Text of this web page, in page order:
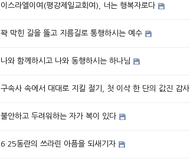
이스라엘이여(평강제일교회여), 너는 행복자로다
꽉 막힌 길을 뚫고 지름길로 통행하시는 예수
나와 함께하시고 나와 동행하시는 하나님
구속사 속에서 대대로 지킬 절기, 첫 이삭 한 단의 값진 감사
불안하고 두려워하는 자가 복이 있다
6·25동란의 쓰라린 아픔을 되새기자